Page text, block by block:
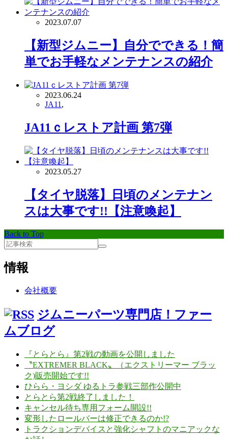
2023.07.07
【新型ジムニー】自分でできる！簡
単でお手軽なメンテナンスの紹介
2023.06.24
JA11 ,
JA11ｃレストア計画 第7弾
2023.05.27
【タイヤ脱落】日頃のメンテナン
スは大事です!!【注意喚起】
Back to Top
情報
会社概要
ジムニーパーツ専門店！ファー
ムブログ
『とらとら』第2戦の動画を公開しました
〝EXTREMER BLACK〟（エクストリーマー ブラッ
ク)販売開始です!!
ひらら・ヨシダ ゆるトラ参戦三部作公開中
とらとら第2戦終了しました！
キャンセル待ち専用フォーム開設!!
変形したロールバーは修正できるのか!?
トラクションデバイスと強化シャフトのマニアックな